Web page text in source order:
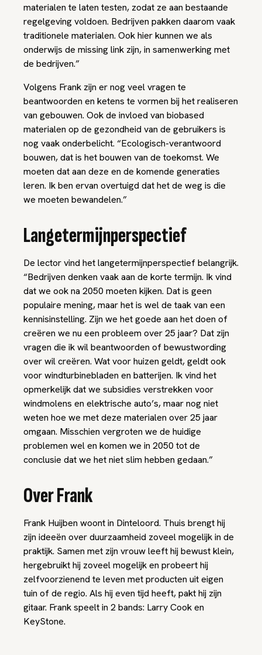
materialen te laten testen, zodat ze aan bestaande
regelgeving voldoen. Bedrijven pakken daarom vaak
traditionele materialen. Ook hier kunnen we als
onderwijs de missing link zijn, in samenwerking met
de bedrijven.”
Volgens Frank zijn er nog veel vragen te
beantwoorden en ketens te vormen bij het realiseren
van gebouwen. Ook de invloed van biobased
materialen op de gezondheid van de gebruikers is
nog vaak onderbelicht. “Ecologisch-verantwoord
bouwen, dat is het bouwen van de toekomst. We
moeten dat aan deze en de komende generaties
leren. Ik ben ervan overtuigd dat het de weg is die
we moeten bewandelen.”
Langetermijnperspectief
De lector vind het langetermijnperspectief belangrijk.
“Bedrijven denken vaak aan de korte termijn. Ik vind
dat we ook na 2050 moeten kijken. Dat is geen
populaire mening, maar het is wel de taak van een
kennisinstelling. Zijn we het goede aan het doen of
creëren we nu een probleem over 25 jaar? Dat zijn
vragen die ik wil beantwoorden of bewustwording
over wil creëren. Wat voor huizen geldt, geldt ook
voor windturbinebladen en batterijen. Ik vind het
opmerkelijk dat we subsidies verstrekken voor
windmolens en elektrische auto’s, maar nog niet
weten hoe we met deze materialen over 25 jaar
omgaan. Misschien vergroten we de huidige
problemen wel en komen we in 2050 tot de
conclusie dat we het niet slim hebben gedaan.”
Over Frank
Frank Huijben woont in Dinteloord. Thuis brengt hij
zijn ideeën over duurzaamheid zoveel mogelijk in de
praktijk. Samen met zijn vrouw leeft hij bewust klein,
hergebruikt hij zoveel mogelijk en probeert hij
zelfvoorzienend te leven met producten uit eigen
tuin of de regio. Als hij even tijd heeft, pakt hij zijn
gitaar. Frank speelt in 2 bands: Larry Cook en
KeyStone.